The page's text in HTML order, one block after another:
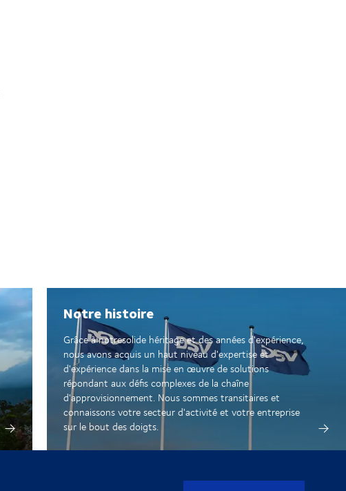
Notre histoire
Grâce à notresolide héritage et des années d'expérience,
nous avons acquis un haut niveau d'expertise et
d'expérience dans la mise en œuvre de solutions
répondant aux défis complexes de la chaîne
d'approvisionnement. Nous sommes transitaires et
connaissons votre secteur d'activité et votre entreprise
sur le bout des doigts.